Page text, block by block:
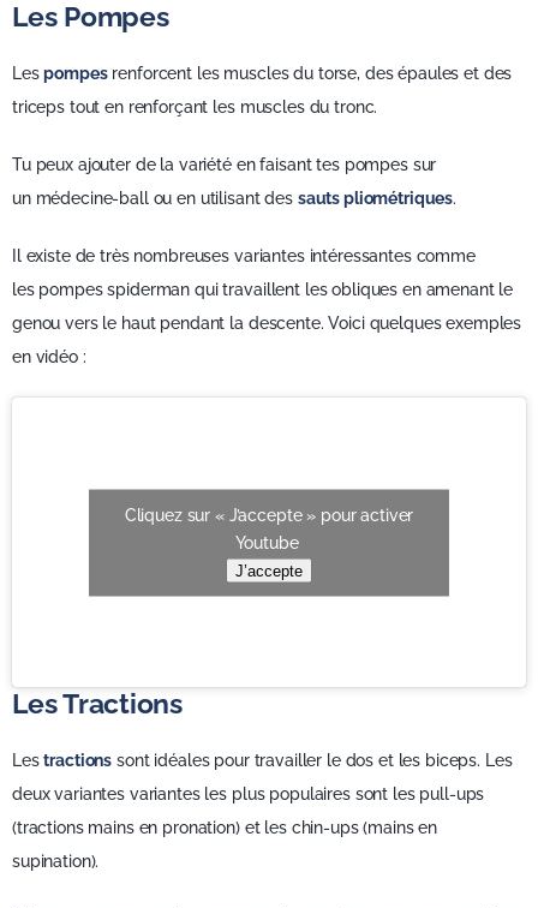
Les Pompes
Lespompesrenforcent les muscles du torse, des épaules et des
triceps tout en renforçant les muscles du tronc.
Tu peux ajouter de la variété en faisant tes pompes sur
un médecine-ball ou en utilisant des sauts pliométriques.
Il existe de très nombreuses variantes intéressantes comme
les pompes spiderman qui travaillent les obliques en amenant le
genou vers le haut pendant la descente. Voici quelques exemples
en vidéo :
Cliquez sur « J’accepte » pour activer
Youtube
J’accepte
Les Tractions
Lestractions sont idéales pour travailler le dos et les biceps. Les
deux variantes variantes les plus populaires sont les pull-ups
(tractions mains en pronation) et les chin-ups (mains en
supination).